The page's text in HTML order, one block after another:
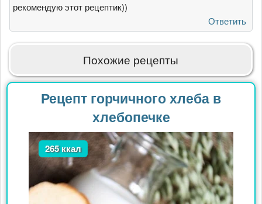
рекомендую этот рецептик))
Ответить
Похожие рецепты
Рецепт горчичного хлеба в
хлебопечке
265 ккал